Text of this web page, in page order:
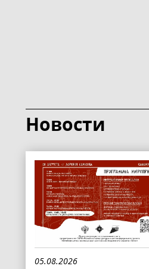
Новости
05.08.2026